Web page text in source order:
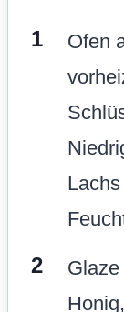
Ofen